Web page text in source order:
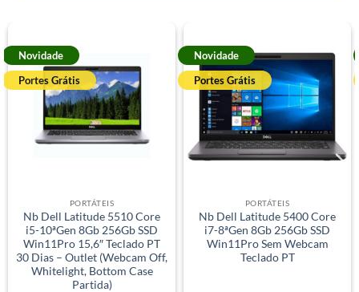
Novidade
Portes Grátis
PORTÁTEIS
Nb Dell Latitude 5510 Core
i5-10ªGen 8Gb 256Gb SSD
Win11Pro 15,6″ Teclado PT
30 Dias – Outlet (Webcam Off,
Whitelight, Bottom Case
Partida)
Novidade
Portes Grátis
PORTÁTEIS
Nb Dell Latitude 5400 Core
i7-8ªGen 8Gb 256Gb SSD
Win11Pro Sem Webcam
Teclado PT